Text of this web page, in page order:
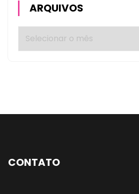
ARQUIVOS
CONTATO